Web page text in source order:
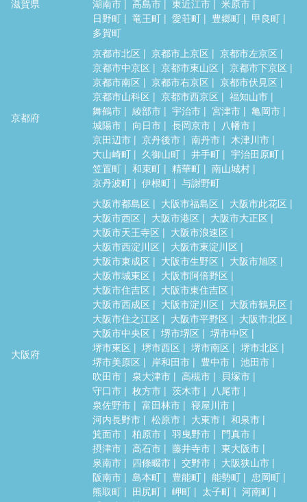
滋賀県
湖南市
高島市 東近江市
米原市
日野町
竜王町 愛荘町 豊郷町
甲良町
多賀町
京都府
京都市北区 京都市上京区
京都市左京区
京都市中京区
京都市東山区
京都市下京区
京都市南区
京都市右京区
京都市伏見区
京都市山科区
京都市西京区
福知山市
舞鶴市
綾部市 宇治市 宮津市
亀岡市
城陽市
向日市 長岡京市
八幡市
京田辺市
京丹後市 南丹市
木津川市
大山崎町
久御山町 井手町
宇治田原町
笠置町
和束町 精華町
南山城村
京丹波町
伊根町 与謝野町
大阪府
大阪市都島区 大阪市福島区
大阪市此花区
大阪市西区
大阪市港区
大阪市大正区
大阪市天王寺区
大阪市浪速区
大阪市西淀川区
大阪市東淀川区
大阪市東成区
大阪市生野区
大阪市旭区
大阪市城東区
大阪市阿倍野区
大阪市住吉区
大阪市東住吉区
大阪市西成区
大阪市淀川区
大阪市鶴見区
大阪市住之江区
大阪市平野区
大阪市北区
大阪市中央区
堺市堺区
堺市中区
堺市東区
堺市西区 堺市南区
堺市北区
堺市美原区
岸和田市 豊中市
池田市
吹田市
泉大津市 高槻市
貝塚市
守口市
枚方市 茨木市
八尾市
泉佐野市
富田林市
寝屋川市
河内長野市
松原市 大東市
和泉市
箕面市
柏原市 羽曳野市
門真市
摂津市
高石市 藤井寺市
東大阪市
泉南市
四條畷市 交野市
大阪狭山市
阪南市
島本町 豊能町 能勢町
忠岡町
熊取町
田尻町 岬町 太子町
河南町